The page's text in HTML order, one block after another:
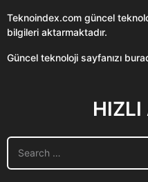
Teknoindex.com güncel
bilgileri aktarmaktadır.
Güncel teknoloji sayfanızı
HIZLI
S
a